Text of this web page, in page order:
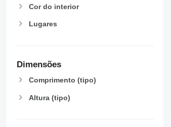
Cor do interior
Lugares
Dimensões
Comprimento (tipo)
Altura (tipo)